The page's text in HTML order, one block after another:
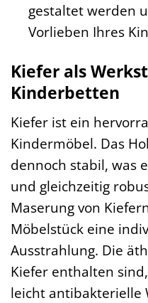
gestaltet werden
Vorlieben Ihres
Kiefer als
Kinderbetten
Kiefer ist ein
Kindermöbel. Das
dennoch stabil, was
und gleichzeitig
Maserung von
Möbelstück eine
Ausstrahlung. Die
Kiefer enthalten
leicht antibakterielle